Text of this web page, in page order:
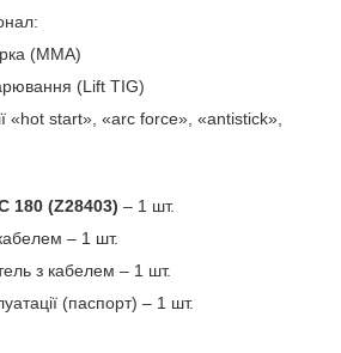
(MMA)
(Lift TIG)
«hot start», «arc force», «antistick»,
180 (Z28403) – 1 шт.
– 1 шт.
з кабелем – 1 шт.
(паспорт) – 1 шт.